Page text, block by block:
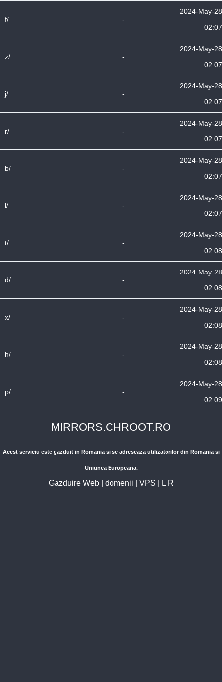
f/ -
2024-May-28
02:07
z/ -
2024-May-28
02:07
j/ -
2024-May-28
02:07
r/ -
2024-May-28
02:07
b/ -
2024-May-28
02:07
l/ -
2024-May-28
02:07
t/ -
2024-May-28
02:08
d/ -
2024-May-28
02:08
x/ -
2024-May-28
02:08
h/ -
2024-May-28
02:08
p/ -
2024-May-28
02:09
MIRRORS.CHROOT.RO
Acest serviciu este gazduit in Romania si se adreseaza utilizatorilor din Romania si
Uniunea Europeana.
Gazduire Web| domenii VPS LIR